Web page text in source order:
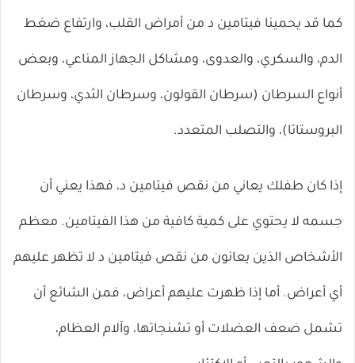
كما قد يحمينا فيتامين د من أمراض القلب، وارتفاع ضغط
الدم، والسكري، والعدوى، ومشاكل الجهاز المناعي، وبعض
أنواع السرطان (سرطان القولون، وسرطان الثدي، وسرطان
البروستاتا)، والتصلب المتعدد.
إذا كان طفلك يعاني من نقص فيتامين د، فهذا يعني أن
جسمه لا يحتوي على كمية كافية من هذا الفيتامين. معظم
الأشخاص الذين يعانون من نقص فيتامين د لا تظهر عليهم
أي أعراض. ​​أما إذا ظهرت عليهم أعراض، فمن الشائع أن
تشمل ضعف العضلات أو تشنجاتها، وآلام العظام،